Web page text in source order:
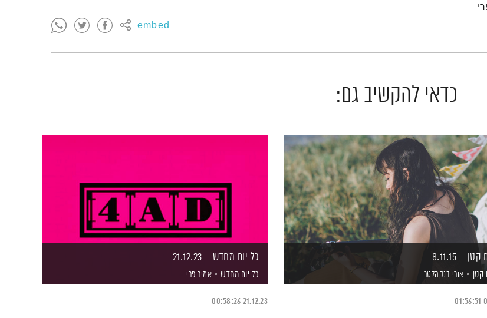
embed
כדאי להקשיב גם:
– 8.11.15
קטן אורי בנקהלטר
01:56:51
כל יום מחדש – 21.12.23
כל יום מחדש אמיר פרי
21.12.23
00:58:26